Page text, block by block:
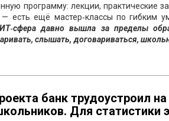
программу: лекции, практические
есть ещё мастер‑классы по гибким
давно вышла за пределы
слышать, договариваться,
банк трудоустроил
Для статистики